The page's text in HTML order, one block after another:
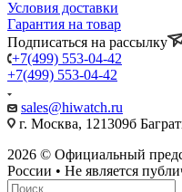
Условия доставки
Гарантия на товар
Подписаться на рассылку
+7(499) 553-04-42
+7(499) 553-04-42
sales@hiwatch.ru
г. Москва, 121309б
2026 © Официальный
России • Не является